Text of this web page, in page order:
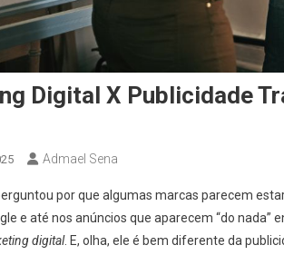
Digital X Publicidade
Admael Sena
por que algumas marcas parecem
e até nos anúncios que aparecem “do
digital. E, olha, ele é bem diferente da